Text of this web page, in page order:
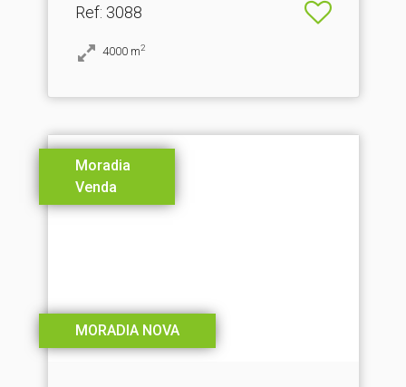
Ref: 3088
4000 m2
Moradia
Venda
MORADIA NOVA